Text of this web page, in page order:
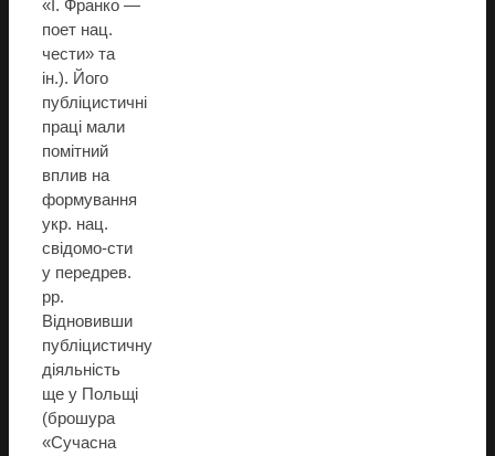
«І. Франко —
поет нац.
чести» та
ін.). Його
публіцистичні
праці мали
помітний
вплив на
формування
укр. нац.
свідомо-сти
у передрев.
рр.
Відновивши
публіцистичну
діяльність
ще у Польщі
(брошура
«Сучасна